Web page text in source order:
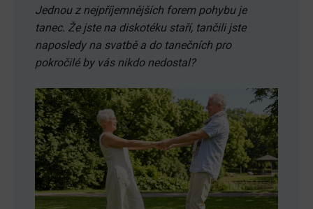
Jednou z nejpříjemnějších forem pohybu je
tanec. Že jste na diskotéku staří, tančili jste
naposledy na svatbě a do tanečních pro
pokročilé by vás nikdo nedostal?